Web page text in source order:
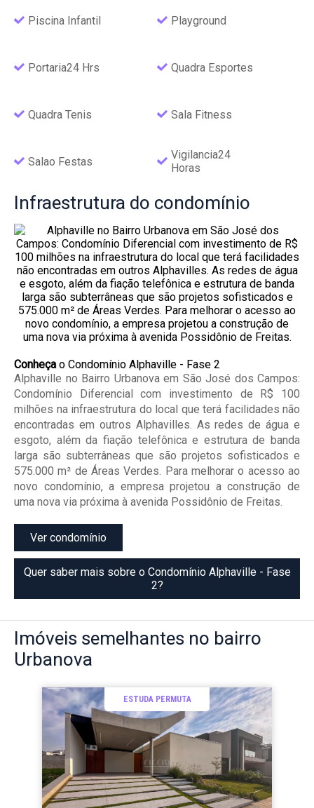
Piscina Infantil Playground
Portaria24 Hrs Quadra Esportes
Quadra Tenis Sala Fitness
Salao Festas
Vigilancia24
Horas
Infraestrutura do condomínio
Conheçao Condomínio Alphaville - Fase 2
Alphaville no Bairro Urbanova em São José dos Campos:
Condomínio Diferencial com investimento de R$ 100
milhões na infraestrutura do local que terá facilidades não
encontradas em outros Alphavilles. As redes de água e
esgoto, além da fiação telefônica e estrutura de banda
larga são subterrâneas que são projetos sofisticados e
575.000 m² de Áreas Verdes. Para melhorar o acesso ao
novo condomínio, a empresa projetou a construção de
uma nova via próxima à avenida Possidônio de Freitas.
Ver condomínio
Quer saber mais sobre o Condomínio Alphaville - Fase
2?
Imóveis semelhantes no bairro
Urbanova
ESTUDA PERMUTA